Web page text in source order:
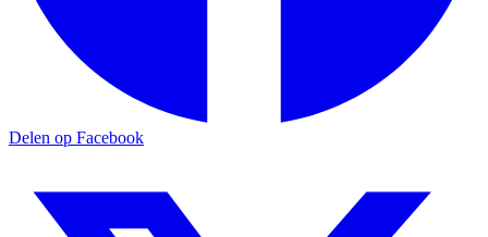
Delen op Facebook